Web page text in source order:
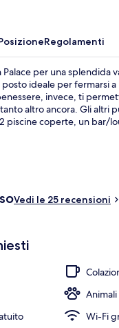
Regolamenti
per una splendida
ideale per fermarsi
invece, ti
altro ancora. Gli altri
piscine coperte, un bar/
Vedi le 25 recensioni
Animali
Wi-Fi